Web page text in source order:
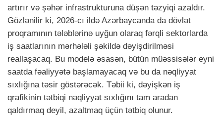
artırır və şəhər infrastrukturuna düşən təzyiqi azaldır.
Gözlənilir ki, 2026-cı ildə Azərbaycanda da dövlət
proqramının tələblərinə uyğun olaraq fərqli sektorlarda
iş saatlarının mərhələli şəkildə dəyişdirilməsi
reallaşacaq. Bu modelə əsasən, bütün müəssisələr eyni
saatda fəaliyyətə başlamayacaq və bu da nəqliyyat
sıxlığına təsir göstərəcək. Təbii ki, dəyişkən iş
qrafikinin tətbiqi nəqliyyat sıxlığını tam aradan
qaldırmaq deyil, azaltmaq üçün tətbiq olunur.